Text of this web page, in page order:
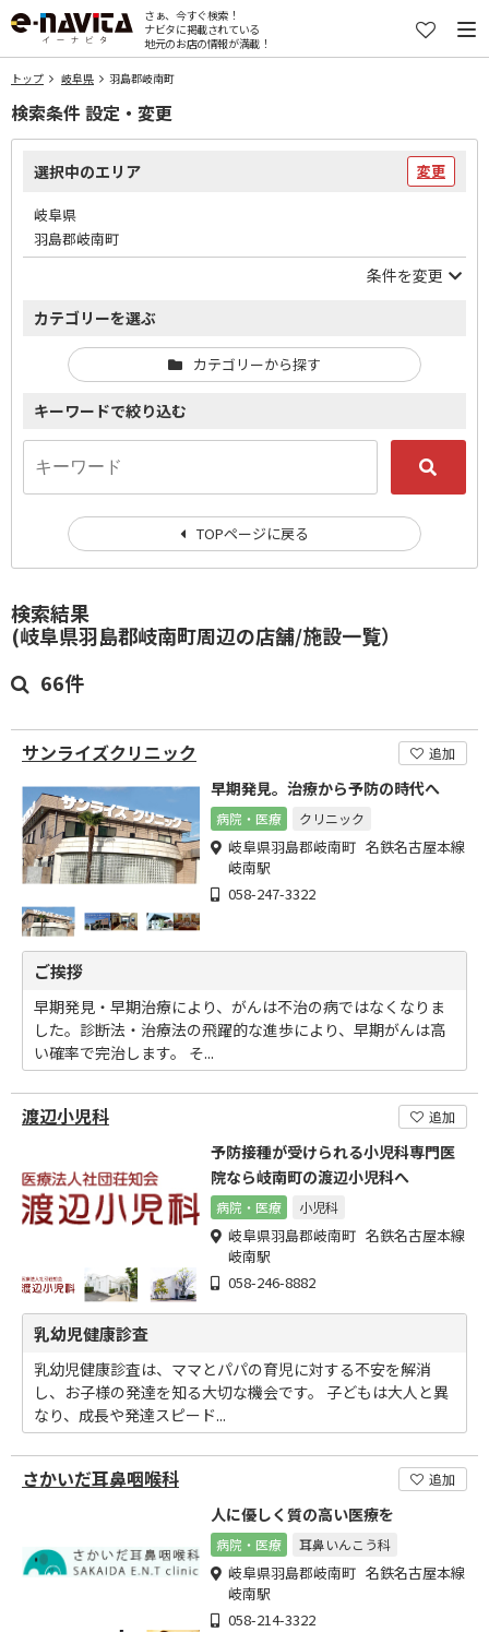
さぁ、今すぐ検索！
ナビタに掲載されている
地元のお店の情報が満載！
トップ 岐阜県 羽島郡岐南町
検索結果
(岐阜県羽島郡岐南町周辺の店舗/施設一覧）
66件
サンライズクリニック 追加
早期発見。治療から予防の時代へ
病院・医療 クリニック
岐阜県羽島郡岐南町 名鉄名古屋本線
岐南駅
058-247-3322
ご挨拶
早期発見・早期治療により、がんは不治の病ではなくなりま
した。診断法・治療法の飛躍的な進歩により、早期がんは高
い確率で完治します。 そ...
渡辺小児科 追加
予防接種が受けられる小児科専門医
院なら岐南町の渡辺小児科へ
病院・医療 小児科
岐阜県羽島郡岐南町 名鉄名古屋本線
岐南駅
058-246-8882
乳幼児健康診査
乳幼児健康診査は、ママとパパの育児に対する不安を解消
し、お子様の発達を知る大切な機会です。 子どもは大人と異
なり、成長や発達スピード...
さかいだ耳鼻咽喉科 追加
人に優しく質の高い医療を
病院・医療 耳鼻いんこう科
岐阜県羽島郡岐南町 名鉄名古屋本線
岐南駅
058-214-3322
検索条件 設定・変更
選択中のエリア 変更
岐阜県
羽島郡岐南町
条件を変更
カテゴリーを選ぶ
カテゴリーから探す
キーワードで絞り込む
TOPページに戻る